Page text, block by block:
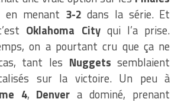
en menant 3-2 dans la série. Et
Oklahoma Cityqui l’a prise.
on a pourtant cru que ça ne
tant les Nuggets semblaient
sur la victoire. Un peu à
4, Denver a dominé, prenant